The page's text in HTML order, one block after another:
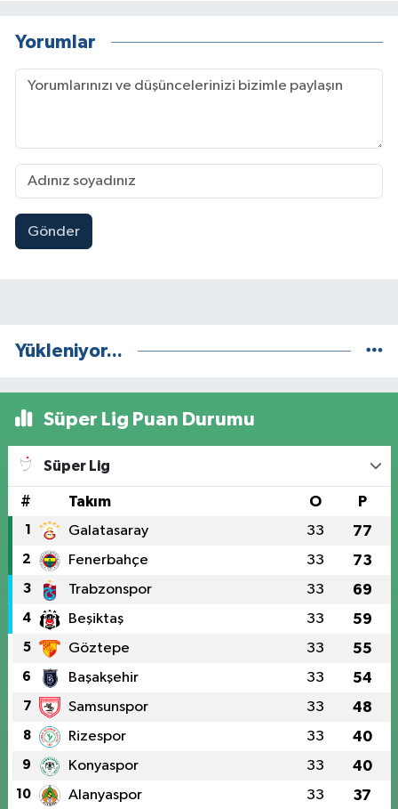
Yorumlar
Gönder
Yükleniyor...
Süper Lig Puan Durumu
Süper Lig
# Takım O P
1 Galatasaray 33 77
2 Fenerbahçe 33 73
3 Trabzonspor 33 69
4 Beşiktaş 33 59
5 Göztepe 33 55
6 Başakşehir 33 54
7 Samsunspor 33 48
8 Rizespor 33 40
9 Konyaspor 33 40
10 Alanyaspor 33 37